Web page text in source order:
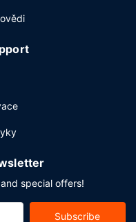
special offers!
Subscribe